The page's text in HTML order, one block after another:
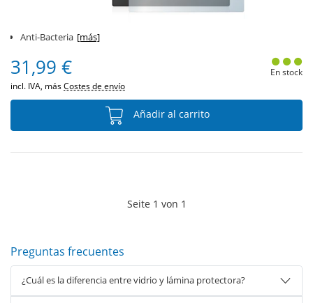
Anti-Bacteria [más]
31,99 €
incl. IVA, másCostes de envío
En stock
Añadir al carrito
Seite 1 von 1
Preguntas frecuentes
¿Cuál es la diferencia entre vidrio y lámina protectora?